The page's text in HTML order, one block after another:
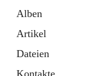
Alben
Artikel
Dateien
Kontakte